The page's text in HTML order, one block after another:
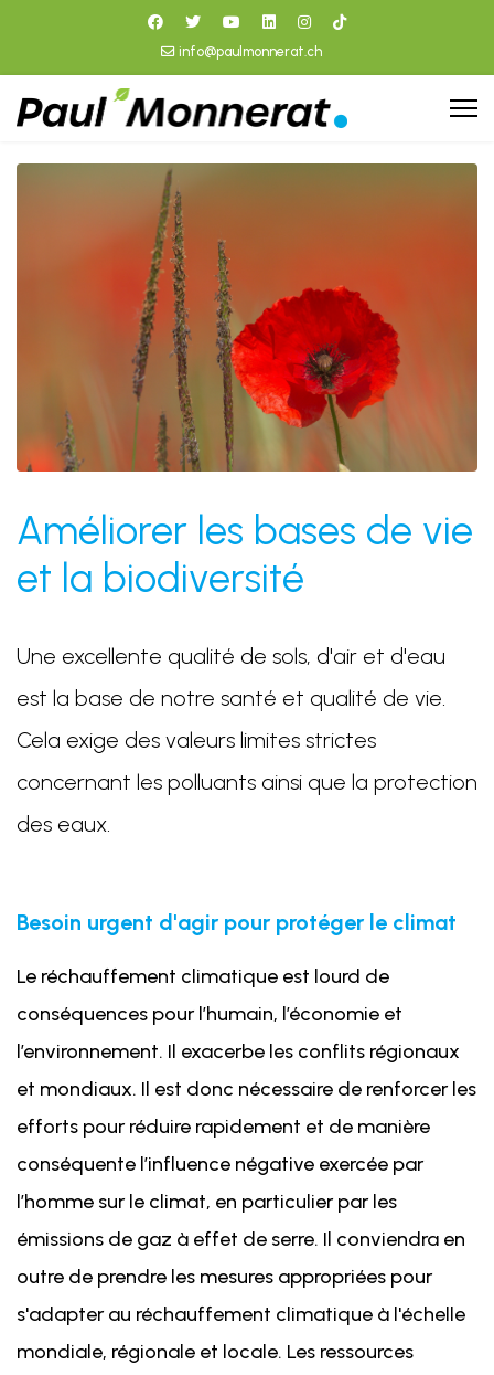
info@paulmonnerat.ch
Améliorer les bases de vie
et la biodiversité
Une excellente qualité de sols, d'air et d'eau
est la base de notre santé et qualité de vie.
Cela exige des valeurs limites strictes
concernant les polluants ainsi que la protection
des eaux.
Besoin urgent d'agir pour protéger le climat
Le réchauffement climatique est lourd de
conséquences pour l’humain, l’économie et
l’environnement. Il exacerbe les conflits régionaux
et mondiaux. Il est donc nécessaire de renforcer les
efforts pour réduire rapidement et de manière
conséquente l’influence négative exercée par
l’homme sur le climat, en particulier par les
émissions de gaz à effet de serre. Il conviendra en
outre de prendre les mesures appropriées pour
s'adapter au réchauffement climatique à l'échelle
mondiale, régionale et locale. Les ressources